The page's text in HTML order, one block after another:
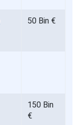
50 Bin €
150 Bin
€